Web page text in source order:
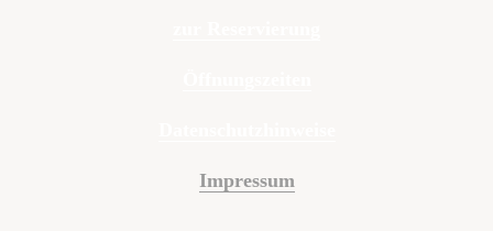
Impressum